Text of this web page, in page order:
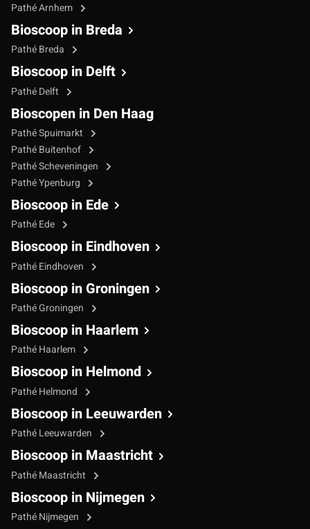
Pathé Arnhem
Bioscoop in Breda
Pathé Breda
Bioscoop in Delft
Pathé Delft
Bioscopen in Den Haag
Pathé Spuimarkt
Pathé Buitenhof
Pathé Scheveningen
Pathé Ypenburg
Bioscoop in Ede
Pathé Ede
Bioscoop in Eindhoven
Pathé Eindhoven
Bioscoop in Groningen
Pathé Groningen
Bioscoop in Haarlem
Pathé Haarlem
Bioscoop in Helmond
Pathé Helmond
Bioscoop in Leeuwarden
Pathé Leeuwarden
Bioscoop in Maastricht
Pathé Maastricht
Bioscoop in Nijmegen
Pathé Nijmegen